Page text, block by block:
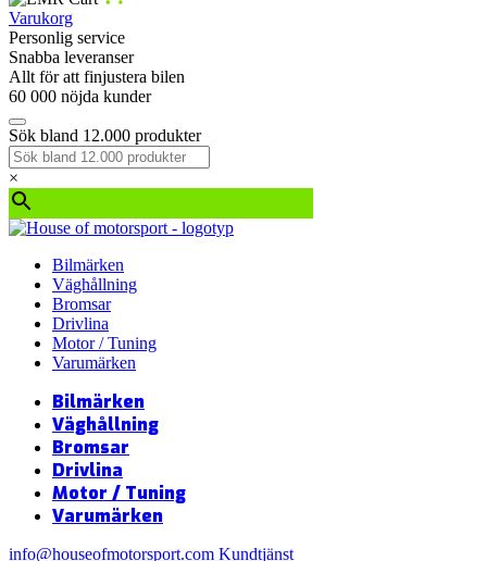
Varukorg
Personlig service
Snabba leveranser
Allt för att finjustera bilen
60 000 nöjda kunder
Sök bland 12.000 produkter
×
Bilmärken
Väghållning
Bromsar
Drivlina
Motor / Tuning
Varumärken
Bilmärken
Väghållning
Bromsar
Drivlina
Motor / Tuning
Varumärken
info@houseofmotorsport.com Kundtjänst